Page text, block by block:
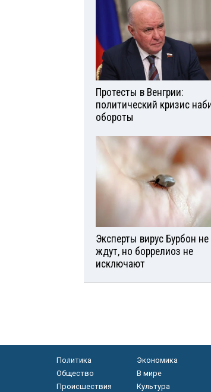
Протесты в Венгрии:
политический кризис
обороты
Эксперты вирус Бурбон не
ждут, но боррелиоз не
исключают
Политика
Экономика
Общество
В мире
Происшествия
Культура